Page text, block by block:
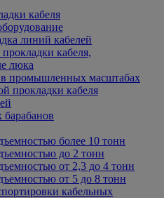
кабеля
линий кабелей
кабеля,
люка
в промышленных масштабах
прокладки кабеля
более 10 тонн
до 2 тонн
от 2,3 до 4 тонн
от 5 до 8 тонн
кабельных